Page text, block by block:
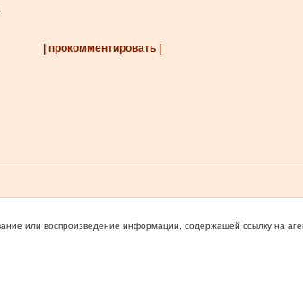
| прокомментировать |
или воспроизведение информации, содержащей ссылку на